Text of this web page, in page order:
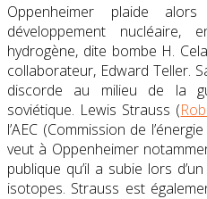
Oppenheimer plaide
développement
hydrogène, dite bombe H.
collaborateur, Edward Teller.
discorde au milieu de la
soviétique. Lewis Strauss (
l’AEC (Commission de
veut à Oppenheimer
publique qu’il a subie lors
isotopes. Strauss est